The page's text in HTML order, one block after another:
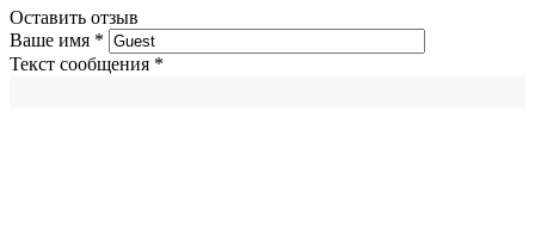
Оставить отзыв
Ваше имя *
Текст сообщения *